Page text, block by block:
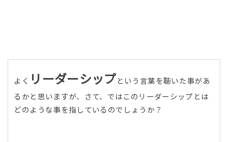
よく リーダーシップ という言葉を聴いた事があ
るかと思いますが、さて、ではこのリーダーシップとは
どのような事を指しているのでしょうか？